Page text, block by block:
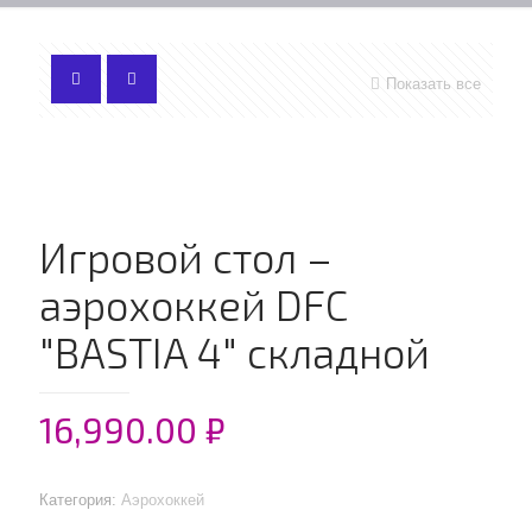
Показать все
Игровой стол –
аэрохоккей DFC
"BASTIA 4" складной
16,990.00 ₽
Категория: Аэрохоккей